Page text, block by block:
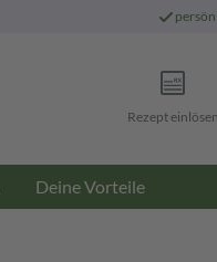
Rezept einlösen
Deine Vorteile